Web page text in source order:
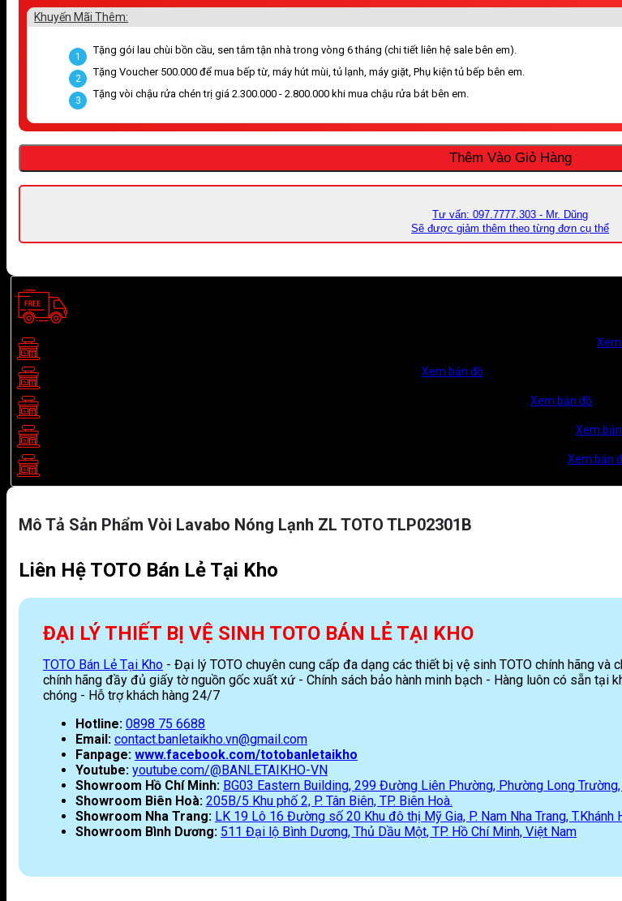
Khuyến Mãi Thêm:
1
Tặng gói lau chùi bồn cầu, sen tắm tận nhà trong vòng 6 tháng (chi tiết liên hệ sale bên em).
2
Tặng Voucher 500.000 để mua bếp từ, máy hút mùi, tủ lạnh, máy giặt, Phụ kiện tủ bếp bên em.
3
Tặng vòi chậu rửa chén trị giá 2.300.000 - 2.800.000 khi mua chậu rửa bát bên em.
Thêm Vào Giỏ Hàng
Tư vấn: 097.7777.303 - Mr. Dũng
Sẽ được giảm thêm theo từng đơn cụ thể
Xem bản đồ
Xem bản đồ
Xem
Xem bản
Mô Tả Sản Phẩm Vòi Lavabo Nóng Lạnh ZL TOTO TLP02301B
Liên Hệ TOTO Bán Lẻ Tại Kho
ĐẠI LÝ THIẾT BỊ VỆ SINH TOTO BÁN LẺ TẠI KHO
TOTO Bán Lẻ Tại Kho - Đại lý TOTO chuyên cung cấp đa dạng các thiết bị vệ sinh TOTO chính hãng
chính hãng đầy đủ giấy tờ nguồn gốc xuất xứ - Chính sách bảo hành minh bạch - Hàng luôn có sẵn tại
chóng - Hỗ trợ khách hàng 24/7
Hotline: 0898 75 6688
Email: contact.banletaikho.vn@gmail.com
Fanpage: www.facebook.com/totobanletaikho
Youtube: youtube.com/@BANLETAIKHO-VN
Showroom Hồ Chí Minh: BG03 Eastern Building, 299 Đường Liên Phường, Phường Long Trường,
Showroom Biên Hoà: 205B/5 Khu phố 2, P. Tân Biên, TP. Biên Hoà.
Showroom Nha Trang: LK 19 Lô 16 Đường số 20 Khu đô thị Mỹ Gia, P. Nam Nha Trang, T.Khánh
Showroom Bình Dương: 511 Đại lộ Bình Dương, Thủ Dầu Một, TP. Hồ Chí Minh, Việt Nam